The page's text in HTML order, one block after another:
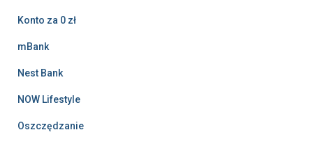
Konto za 0 zł
mBank
Nest Bank
NOW Lifestyle
Oszczędzanie